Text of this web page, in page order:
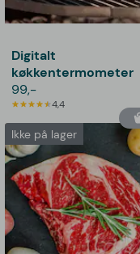
Digitalt
køkkentermometer
99,-
4,4
Ikke på lager